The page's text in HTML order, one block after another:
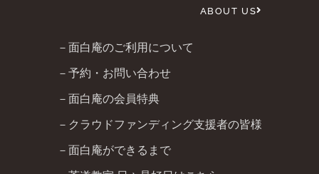
ABOUT US
－面白庵のご利用について
－予約・お問い合わせ
－面白庵の会員特典
－クラウドファンディング支援者の皆様
－面白庵ができるまで